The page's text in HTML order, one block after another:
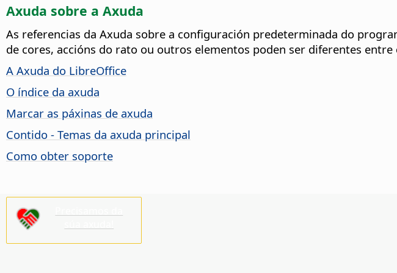
Axuda sobre a Axuda
As referencias da Axuda sobre a configuración predeterminada do
de cores, accións do rato ou outros elementos poden ser diferentes
A Axuda do LibreOffice
O índice da axuda
Marcar as páxinas de axuda
Contido - Temas da axuda principal
Como obter soporte